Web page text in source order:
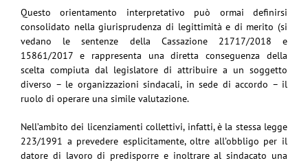
Questo orientamento interpretativo può ormai definirsi
consolidato nella giurisprudenza di legittimità e di merito (si
vedano le sentenze della Cassazione 21717/2018 e
15861/2017 e rappresenta una diretta conseguenza della
scelta compiuta dal legislatore di attribuire a un soggetto
diverso – le organizzazioni sindacali, in sede di accordo – il
ruolo di operare una simile valutazione.
Nell’ambito dei licenziamenti collettivi, infatti, è la stessa legge
223/1991 a prevedere esplicitamente, oltre all’obbligo per il
datore di lavoro di predisporre e inoltrare al sindacato una